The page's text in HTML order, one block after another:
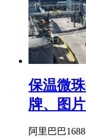
保温微
牌、图
阿里巴巴